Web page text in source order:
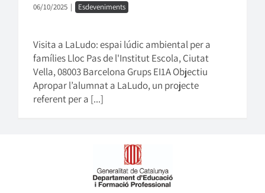
06/10/2025 | Esdeveniments
Visita a LaLudo: espai lúdic ambiental per a
famílies Lloc Pas de l'Institut Escola, Ciutat
Vella, 08003 Barcelona Grups EI1A Objectiu
Apropar l’alumnat a LaLudo, un projecte
referent per a [...]